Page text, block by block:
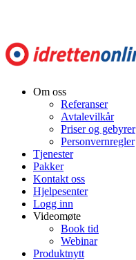
Om oss
Referanser
Avtalevilkår
Priser og gebyrer
Personvernregler
Tjenester
Pakker
Kontakt oss
Hjelpesenter
Logg inn
Videomøte
Book tid
Webinar
Produktnytt